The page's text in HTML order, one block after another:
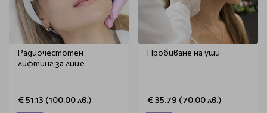
Радиочестотен
лифтинг за лице
€ 51.13 (100.00 лв.)
Пробиване на уши
€ 35.79 (70.00 лв.)